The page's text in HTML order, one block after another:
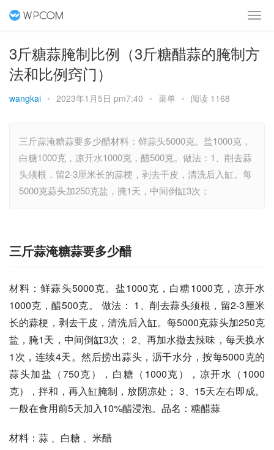
3斤糖蒜腌制比例（3斤糖醋蒜的腌制方
法和比例窍门）
wangkai • 2023年1月5日 pm7:40 • 菜单 • 阅读 1168
三斤蒜淹糖蒜要多少醋材料：鲜蒜头5000克。盐1000克，
白糖1000克，凉开水1000克，醋500克。做法：1、削去蒜
头须根，留2-3厘米长的蒜梗，剥去干皮，清洗后入缸。每
5000克蒜头加250克盐，腌1天，中间倒缸3次；
三斤蒜淹糖蒜要多少醋
材料：鲜蒜头5000克。盐1000克，白糖1000克，凉开水
1000克，醋500克。 做法： 1、削去蒜头须根，留2-3厘米
长的蒜梗，剥去干皮，清洗后入缸。每5000克蒜头加250克
盐，腌1天，中间倒缸3次； 2、再加水撤去辣味，每天换水
1次，连续4天。然后捞出蒜头，沥干水分，按每5000克的
蒜头加盐（750克），白糖（1000克），凉开水（1000
克），拌和，再入缸腌制，放阴凉处； 3、15天左右即成。
一般在食用前5天加入10%醋浸泡。品名：糖醋蒜
材料：蒜 、白糖 、米醋